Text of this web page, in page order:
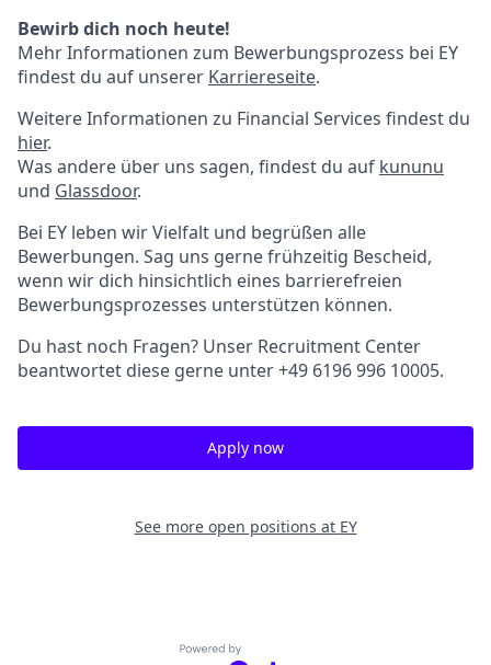
Bewirb dich noch heute!
Mehr Informationen zum Bewerbungsprozess bei EY
findest du auf unserer Karriereseite.
Weitere Informationen zu Financial Services findest du
hier.
Was andere über uns sagen, findest du auf kununu
und Glassdoor.
Bei EY leben wir Vielfalt und begrüßen alle
Bewerbungen. Sag uns gerne frühzeitig Bescheid,
wenn wir dich hinsichtlich eines barrierefreien
Bewerbungsprozesses unterstützen können.
Du hast noch Fragen? Unser Recruitment Center
beantwortet diese gerne unter +49 6196 996 10005.
Apply now
See more open positions at EY
Powered by Getro.com